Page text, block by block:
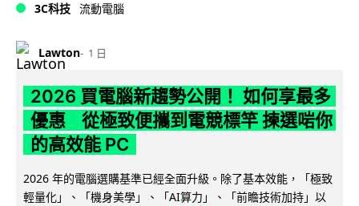
3C科技 流動電腦
Lawton 1 日
2026 買電腦新趨勢公開！ 如何享最多
優惠 從極致便攜到電競標竿 揀選啱你
的高效能 PC
2026 年的電腦選購基準已經全面升級。除了基本效能，「極致
輕量化」、「機身美學」、「AI算力」、「前瞻技術加持」以